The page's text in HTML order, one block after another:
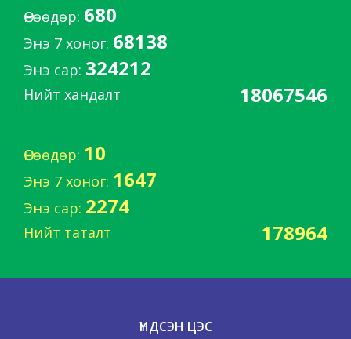
Өнөөдөр: 680
Энэ 7 хоног: 68138
Энэ сар: 324212
Нийт хандалт 18067546
Өнөөдөр: 10
Энэ 7 хоног: 1647
Энэ сар: 2274
Нийт таталт 178964
ҮНДСЭН ЦЭС